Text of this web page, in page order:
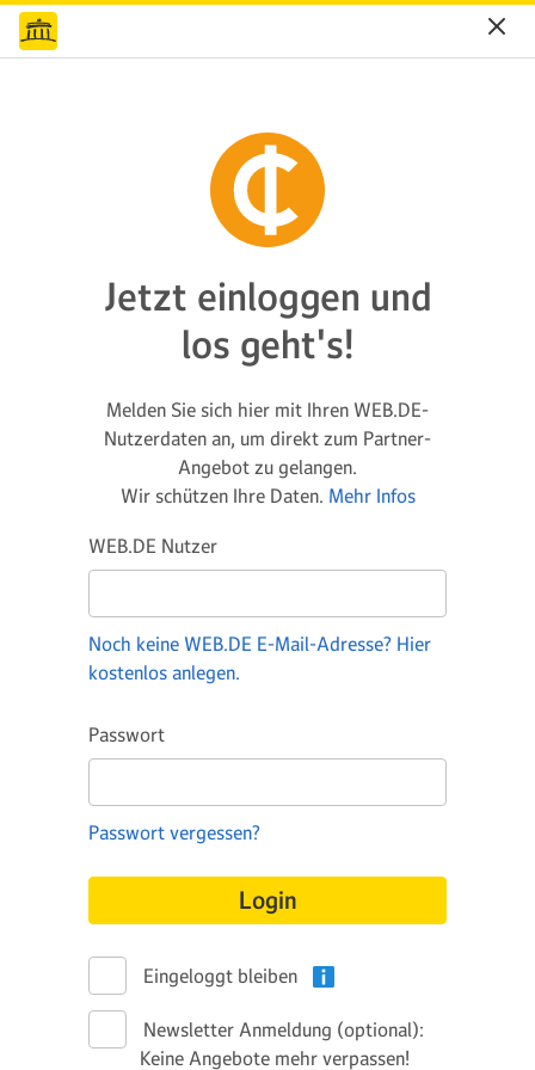
Jetzt einloggen und
los geht's!
Melden Sie sich hier mit Ihren WEB.DE-
Nutzerdaten an, um direkt zum Partner-
Angebot zu gelangen.
Wir schützen Ihre Daten. Mehr Infos
WEB.DE Nutzer
Noch keine WEB.DE E-Mail-Adresse? Hier
kostenlos anlegen.
Passwort
Passwort vergessen?
Login
Eingeloggt bleiben
Newsletter Anmeldung (optional):
Keine Angebote mehr verpassen!